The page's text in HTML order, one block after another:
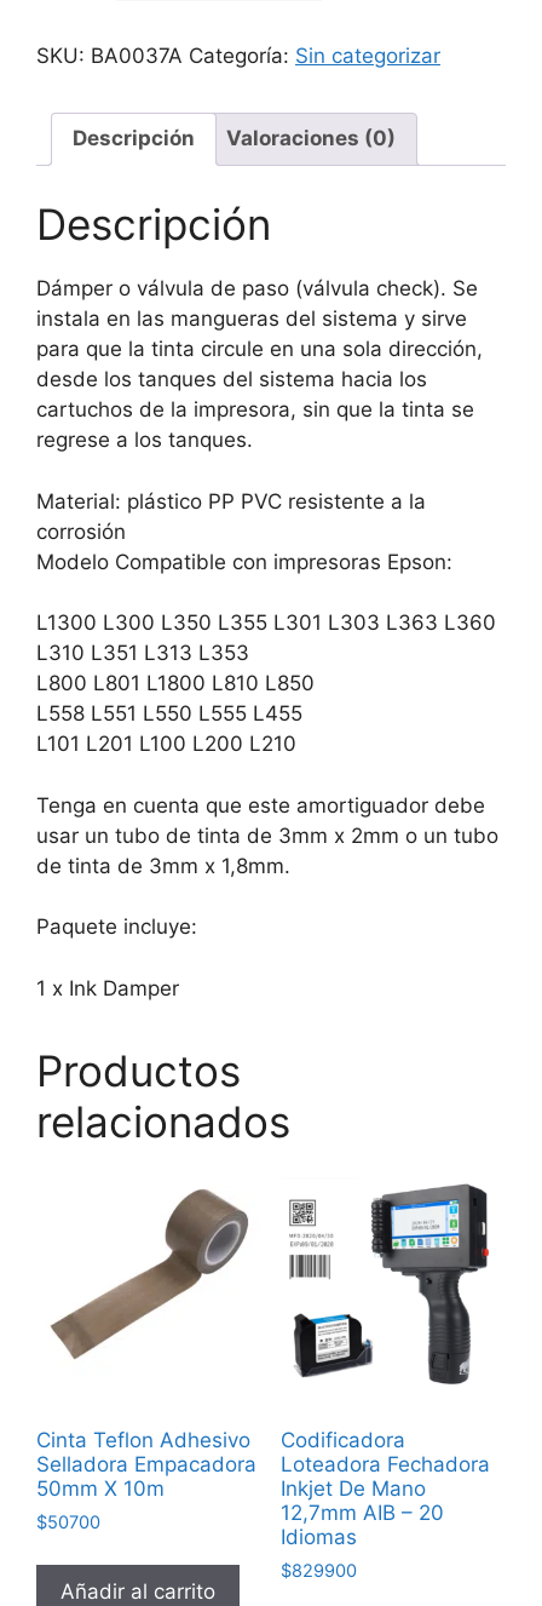
Epson
L300
L350
L355
L303
SKU: BA0037A Categoría: Sin categorizar
Descripción Valoraciones (0)
Descripción
Dámper o válvula de paso (válvula check). Se
instala en las mangueras del sistema y sirve
para que la tinta circule en una sola dirección,
desde los tanques del sistema hacia los
cartuchos de la impresora, sin que la tinta se
regrese a los tanques.
Material: plástico PP PVC resistente a la
corrosión
Modelo Compatible con impresoras Epson:
L1300 L300 L350 L355 L301 L303 L363 L360
L310 L351 L313 L353
L800 L801 L1800 L810 L850
L558 L551 L550 L555 L455
L101 L201 L100 L200 L210
Tenga en cuenta que este amortiguador debe
usar un tubo de tinta de 3mm x 2mm o un tubo
de tinta de 3mm x 1,8mm.
Paquete incluye:
1 x Ink Damper
Productos
relacionados
Cinta Teflon Adhesivo
Selladora Empacadora
50mm X 10m
$50700
Añadir al carrito
Codificadora
Loteadora Fechadora
Inkjet De Mano
12,7mm AIB – 20
Idiomas
$829900